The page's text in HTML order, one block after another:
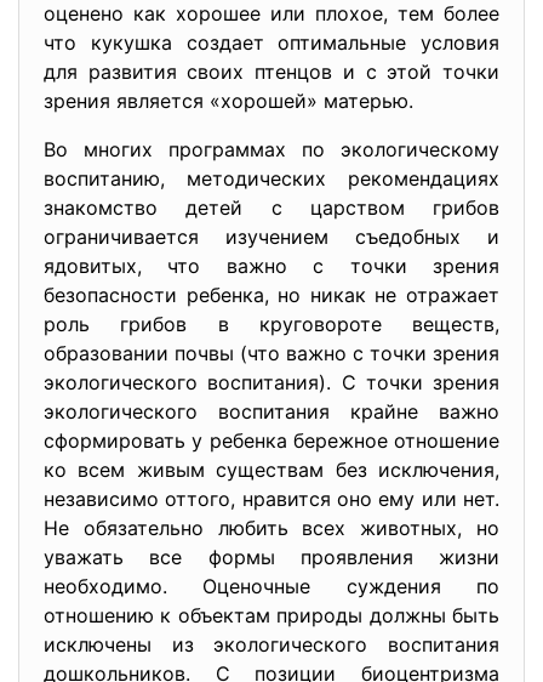
оценено как хорошее или плохое, тем более
что кукушка создает оптимальные условия
для развития своих птенцов и с этой точки
зрения является «хорошей» матерью.
Во многих программах по экологическому
воспитанию, методических рекомендациях
знакомство детей с царством грибов
ограничивается изучением съедобных и
ядовитых, что важно с точки зрения
безопасности ребенка, но никак не отражает
роль грибов в круговороте веществ,
образовании почвы (что важно с точки зрения
экологического воспитания). С точки зрения
экологического воспитания крайне важно
сформировать у ребенка бережное отношение
ко всем живым существам без исключения,
независимо оттого, нравится оно ему или нет.
Не обязательно любить всех животных, но
уважать все формы проявления жизни
необходимо. Оценочные суждения по
отношению к объектам природы должны быть
исключены из экологического воспитания
дошкольников. С позиции биоцентризма